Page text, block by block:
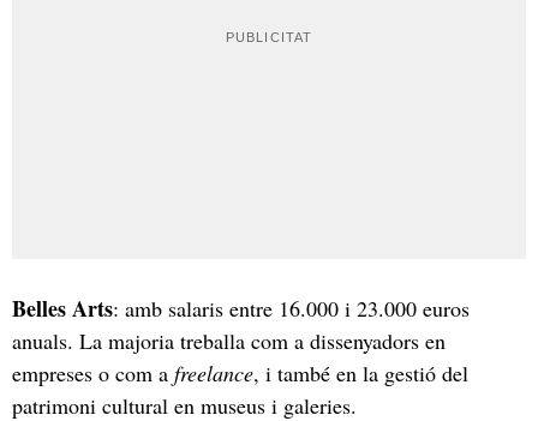
Belles Arts: amb salaris entre 16.000 i 23.000 euros
anuals. La majoria treballa com a dissenyadors en
empreses o com a freelance, i també en la gestió del
patrimoni cultural en museus i galeries.